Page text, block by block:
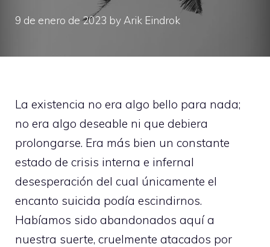
9 de enero de 2023 by Arik Eindrok
La existencia no era algo bello para nada;
no era algo deseable ni que debiera
prolongarse. Era más bien un constante
estado de crisis interna e infernal
desesperación del cual únicamente el
encanto suicida podía escindirnos.
Habíamos sido abandonados aquí a
nuestra suerte, cruelmente atacados por